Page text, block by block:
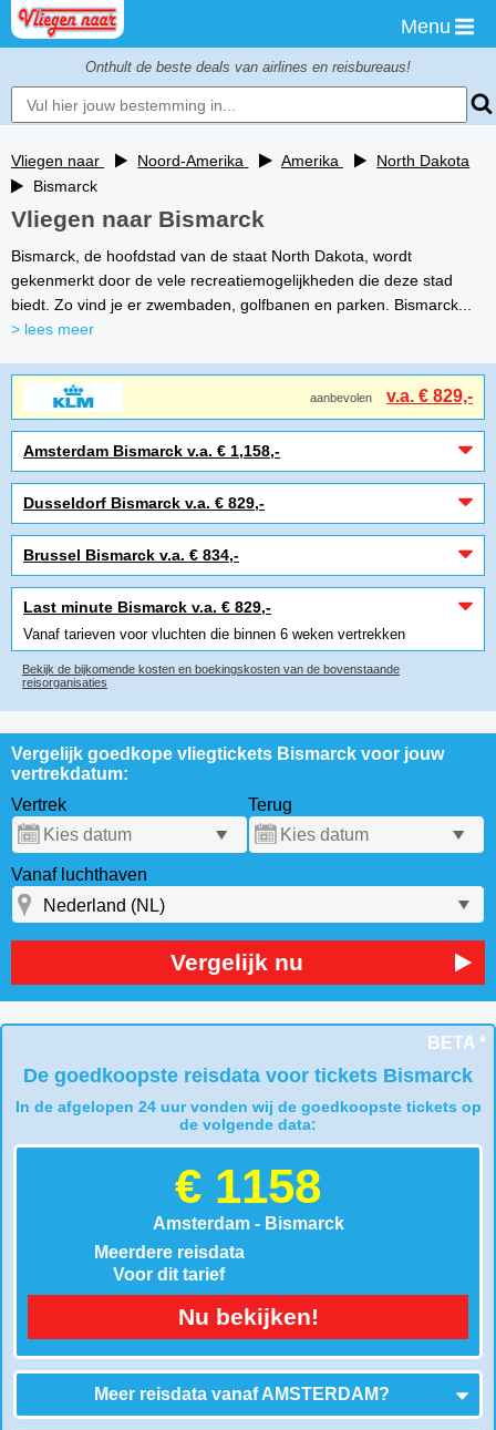
Menu
Onthult de beste deals van airlines en reisbureaus!
Vliegen naar Noord-Amerika Amerika
North Dakota
Bismarck
Vliegen naar Bismarck
Bismarck, de hoofdstad van de staat North Dakota, wordt
gekenmerkt door de vele recreatiemogelijkheden die deze stad
biedt. Zo vind je er zwembaden, golfbanen en parken. Bismarck...
> lees meer
aanbevolen v.a. € 829,-
Amsterdam Bismarck v.a. € 1,158,-
Dusseldorf Bismarck v.a. € 829,-
Brussel Bismarck v.a. € 834,-
Last minute Bismarck v.a. € 829,-
Vanaf tarieven voor vluchten die binnen 6 weken vertrekken
Bekijk de bijkomende kosten en boekingskosten van de bovenstaande
reisorganisaties
Vergelijk goedkope vliegtickets Bismarck voor jouw
vertrekdatum:
Vertrek
Terug
Vanaf luchthaven
Vergelijk nu
BETA *
De goedkoopste reisdata voor tickets Bismarck
In de afgelopen 24 uur vonden wij de goedkoopste tickets op
de volgende data:
€ 1158
Amsterdam - Bismarck
Meerdere reisdata
Voor dit tarief
Nu bekijken!
Meer reisdata vanafAMSTERDAM?